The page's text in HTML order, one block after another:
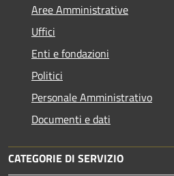
Aree Amministrative
Uffici
Enti e fondazioni
Politici
Personale Amministrativo
Documenti e dati
CATEGORIE DI SERVIZIO